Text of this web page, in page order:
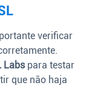
verificar
Labspara testar
que não haja